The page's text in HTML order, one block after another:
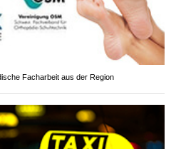
Facharbeit aus der Region